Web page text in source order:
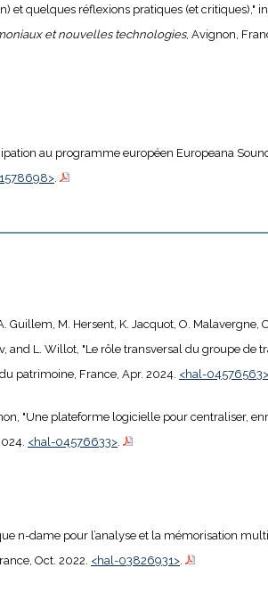
et quelques réflexions pratiques (et critiques)," in
et nouvelles technologies, Avignon,
au programme européen Europeana
.
Guillem, M. Hersent, K. Jacquot, O. Malavergne,
and L. Willot, "Le rôle transversal du groupe de
patrimoine, France, Apr. 2024. <hal-04576563>
"Une plateforme logicielle pour centraliser,
<hal-04576633>.
n-dame pour l’analyse et la mémorisation
Oct. 2022. <hal-03826931>.